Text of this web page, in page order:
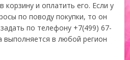
и оплатить его. Если у
по поводу покупки, то он
по телефону +7(499) 67-
выполняется в любой регион